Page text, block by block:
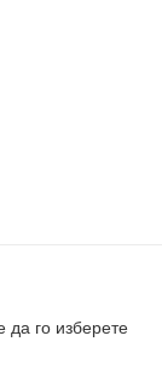
да го изберете